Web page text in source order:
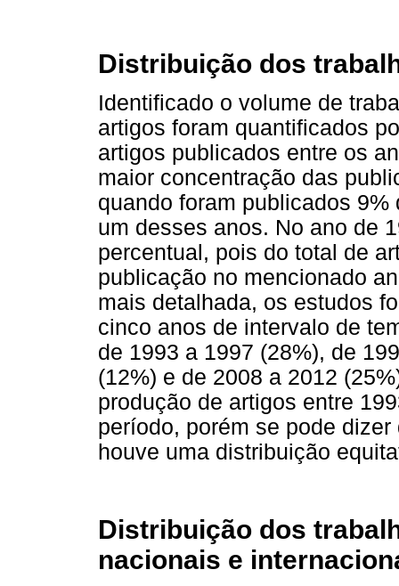
Distribuição dos
Identificado o volume de
artigos foram quantificados
artigos publicados entre os
maior concentração das
quando foram publicados
um desses anos. No ano de
percentual, pois do total de
publicação no mencionado
mais detalhada, os estudos
cinco anos de intervalo de
de 1993 a 1997 (28%), de
(12%) e de 2008 a 2012
produção de artigos entre
período, porém se pode
houve uma distribuição
Distribuição dos
nacionais e